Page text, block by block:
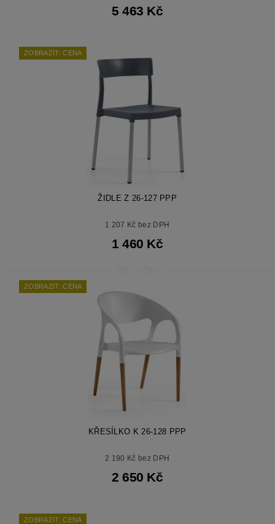
5 463 Kč
ZOBRAZIT: CENA
ŽIDLE Z 26-127 PPP
1 207 Kč bez DPH
1 460 Kč
ZOBRAZIT: CENA
KŘESÍLKO K 26-128 PPP
2 190 Kč bez DPH
2 650 Kč
ZOBRAZIT: CENA